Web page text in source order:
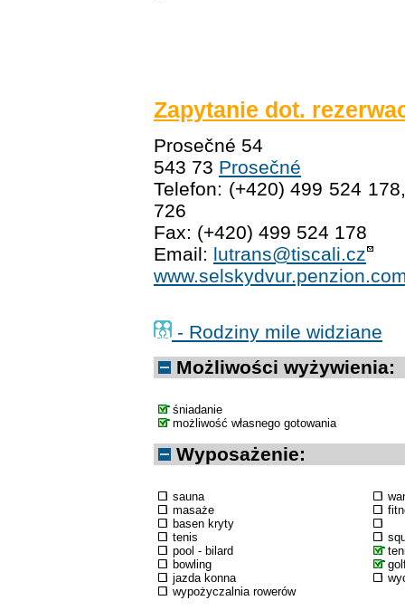
Zapytanie dot.
Prosečné 54
543 73 Prosečné
Telefon: (+420) 499 524
726
Fax: (+420) 499 524 178
Email: lutrans@tiscali.cz
- Rodziny mile widziane
Możliwości wyżywienia:
śniadanie
możliwość własnego gotowania
Wyposażenie:
sauna
masaże
basen kryty
tenis
pool - bilard
bowling
jazda konna
wypożyczalnia rowerów